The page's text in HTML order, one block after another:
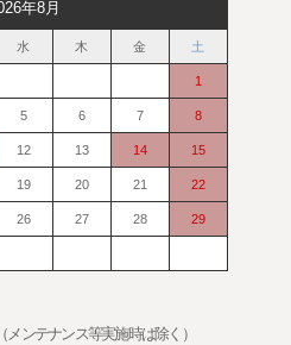
年8月
水 木 金 土
1
5 6 7 8
12 13 14 15
19 20 21 22
26 27 28 29
ンテナンス等実施時は除く）